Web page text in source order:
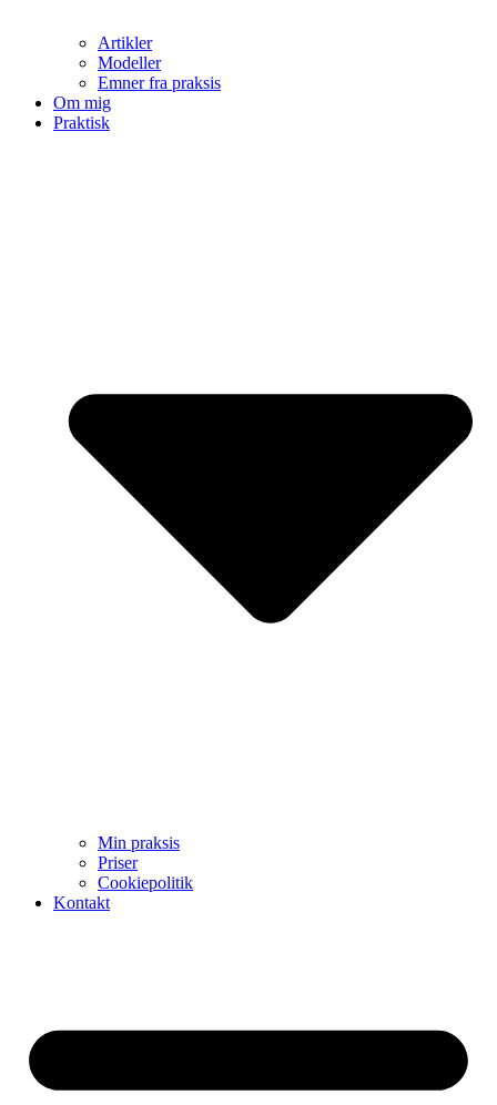
Artikler
Modeller
Emner fra praksis
Om mig
Praktisk
Min praksis
Priser
Cookiepolitik
Kontakt